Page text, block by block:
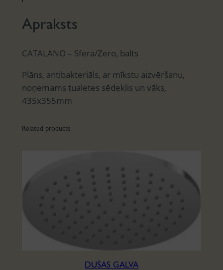
Apraksts
CATALANO – Sfera/Zero, balts
Plāns, antibakteriāls, ar mīkstu aizvēršanu,
noņemams tualetes sēdeklis un vāks,
435x355mm
Related products
DUŠAS GALVA